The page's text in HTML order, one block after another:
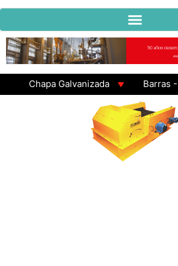
Chapa Galvanizada Barras -
GAMA 3 - Cuadrados 200x200x8